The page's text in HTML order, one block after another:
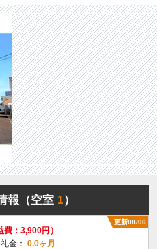
報（空室1）
更新08/06
費：3,900円）
金： 0.0ヶ月